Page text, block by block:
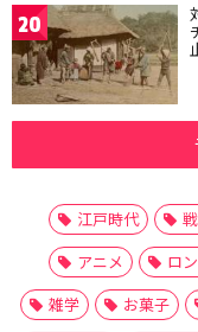
20
江戸時代
アニメ
ロ
雑学
お菓子